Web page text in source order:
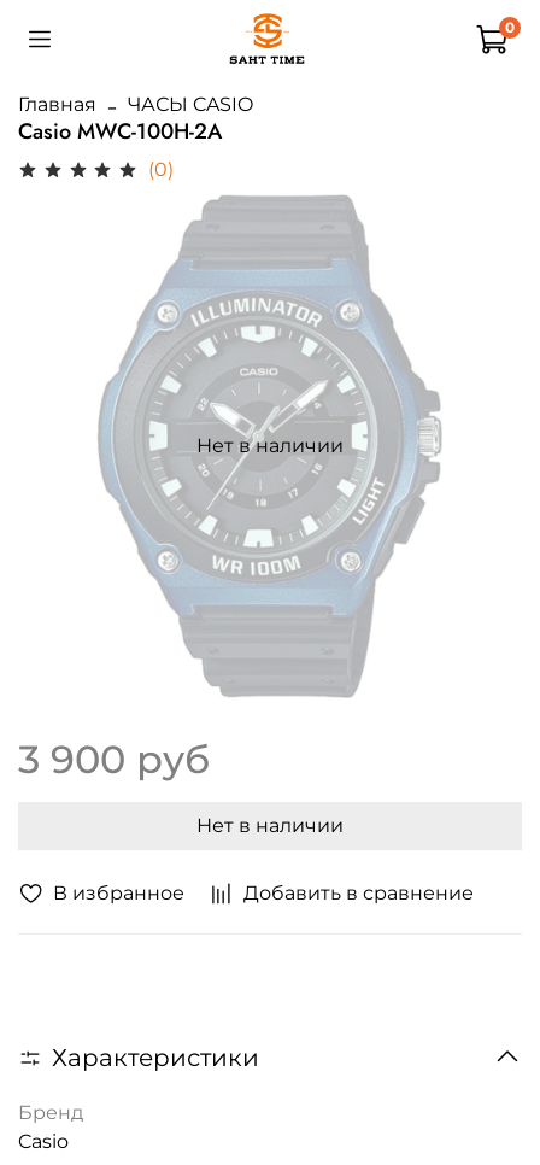
0
Главная ЧАСЫ CASIO
Casio MWC-100H-2A
(0)
В избранное Добавить в сравнение
Нет в наличии
3 900 руб
Нет в наличии
Характеристики
Бренд
Casio